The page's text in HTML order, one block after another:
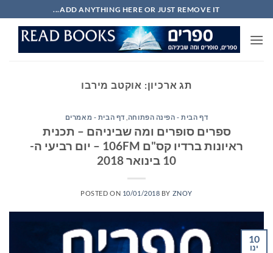
to
content
ADD ANYTHING HERE OR JUST REMOVE IT...
תג ארכיון: אוקטב מירבו
דף הבית - הפינה הפתוחה דף הבית - מאמרים
ספרים סופרים ומה שביניהם – תכנית
ראיונות ברדיו קס"ם 106FM – יום רביעי ה-
10 בינואר 2018
POSTED ON 10/01/2018 BY ZNOY
10
ינו